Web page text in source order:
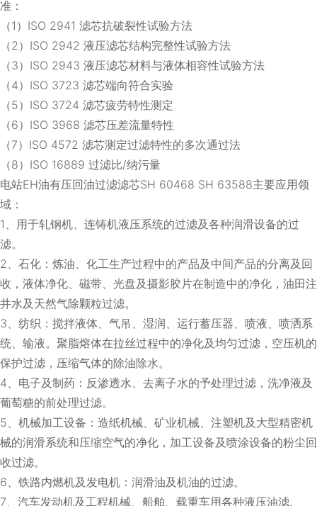
准：
（1）ISO 2941 滤芯抗破裂性试验方法
（2）ISO 2942 液压滤芯结构完整性试验方法
（3）ISO 2943 液压滤芯材料与液体相容性试验方法
（4）ISO 3723 滤芯端向符合实验
（5）ISO 3724 滤芯疲劳特性测定
（6）ISO 3968 滤芯压差流量特性
（7）ISO 4572 滤芯测定过滤特性的多次通过法
（8）ISO 16889 过滤比/纳污量
电站EH油有压回油过滤滤芯SH 60468 SH 63588主要应用领
域：
1、用于轧钢机、连铸机液压系统的过滤及各种润滑设备的过
滤。
2、石化：炼油、化工生产过程中的产品及中间产品的分离及回
收，液体净化、磁带、光盘及摄影胶片在制造中的净化，油田注
井水及天然气除颗粒过滤。
3、纺织：搅拌液体、气吊、湿润、运行蓄压器、喷液、喷洒系
统、输液。聚脂熔体在拉丝过程中的净化及均匀过滤，空压机的
保护过滤，压缩气体的除油除水。
4、电子及制药：反渗透水、去离子水的予处理过滤，洗净液及
葡萄糖的前处理过滤。
5、机械加工设备：造纸机械、矿业机械、注塑机及大型精密机
械的润滑系统和压缩空气的净化，加工设备及喷涂设备的粉尘回
收过滤。
6、铁路内燃机及发电机：润滑油及机油的过滤。
7、汽车发动机及工程机械、船舶、载重车用各种液压油滤.